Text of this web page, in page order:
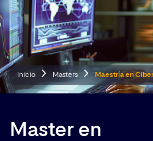
Inicio Masters Maestría en
Master en